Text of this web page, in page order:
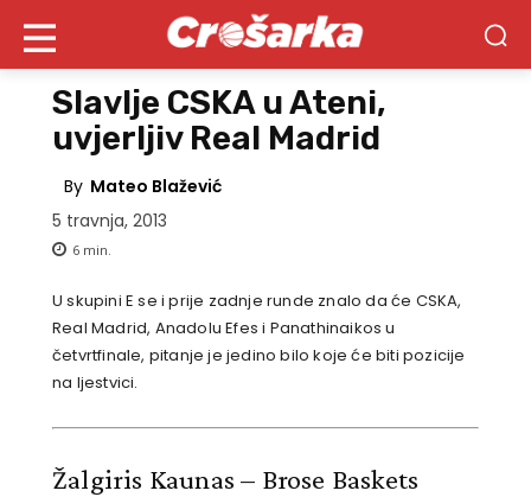
Slavlje CSKA u Ateni,
uvjerljiv Real Madrid
By Mateo Blažević
5 travnja, 2013
6 min.
U skupini E se i prije zadnje runde znalo da će CSKA,
Real Madrid, Anadolu Efes i Panathinaikos u
četvrtfinale, pitanje je jedino bilo koje će biti pozicije
na ljestvici.
Žalgiris Kaunas – Brose Baskets